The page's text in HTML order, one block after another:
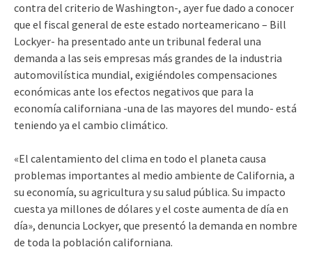
contra del criterio de Washington-, ayer fue dado a conocer
que el fiscal general de este estado norteamericano – Bill
Lockyer- ha presentado ante un tribunal federal una
demanda a las seis empresas más grandes de la industria
automovilística mundial, exigiéndoles compensaciones
económicas ante los efectos negativos que para la
economía californiana -una de las mayores del mundo- está
teniendo ya el cambio climático.
«El calentamiento del clima en todo el planeta causa
problemas importantes al medio ambiente de California, a
su economía, su agricultura y su salud pública. Su impacto
cuesta ya millones de dólares y el coste aumenta de día en
día», denuncia Lockyer, que presentó la demanda en nombre
de toda la población californiana.